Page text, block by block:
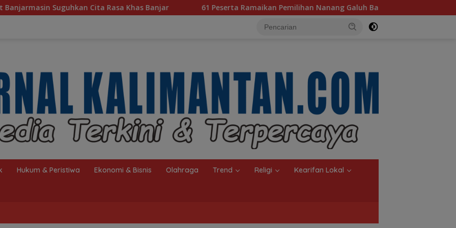
Khas Banjar 61 Peserta Ramaikan Pemilihan Nanang Galuh Balangan 2026, Pemkab Cari Duta Budaya Terbaik
Hukum & Peristiwa Ekonomi & Bisnis Olahraga Trend Religi Kearifan Lokal